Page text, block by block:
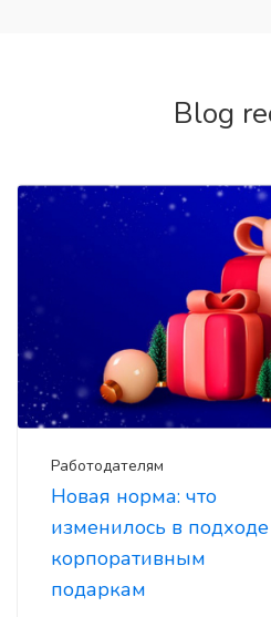
Blog
Работодателям
Новая норма: что
изменилось в
корпоративным
подаркам